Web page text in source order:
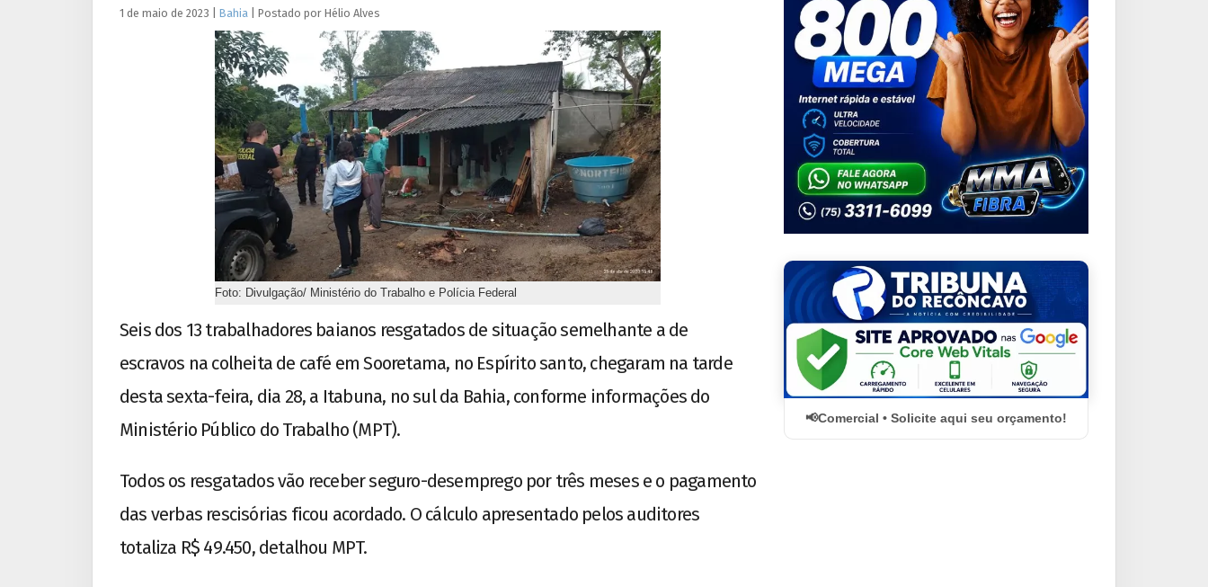
1 de maio de 2023 Bahia Postado por Hélio Alves
Foto: Divulgação/ Ministério do Trabalho e Polícia Federal
Seis dos 13 trabalhadores baianos resgatados de situação semelhante a de
escravos na colheita de café em Sooretama, no Espírito santo, chegaram na tarde
desta sexta-feira, dia 28, a Itabuna, no sul da Bahia, conforme informações do
Ministério Público do Trabalho (MPT).
Todos os resgatados vão receber seguro-desemprego por três meses e o pagamento
das verbas rescisórias ficou acordado. O cálculo apresentado pelos auditores
totaliza R$ 49.450, detalhou MPT.
Comercial • Solicite aqui seu orçamento!